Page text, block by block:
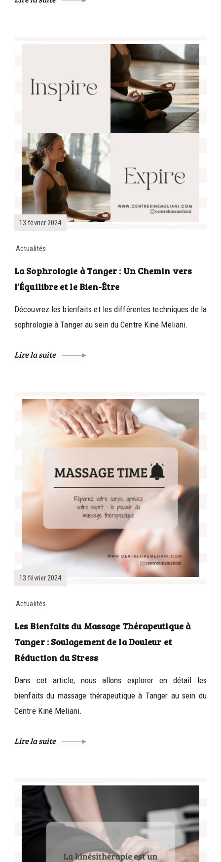
13 février 2024
Actualités
La Sophrologie à Tanger : Un Chemin vers
l’Équilibre et le Bien-Être
Découvrez les bienfaits et les différentes techniques de la
sophrologie à Tanger au sein du Centre Kiné Meliani.
Lire la suite
13 février 2024
Actualités
Les Bienfaits du Massage Thérapeutique à
Tanger : Soulagement de la Douleur et
Réduction du Stress
Dans cet article, nous allons explorer en détail les
bienfaits du massage thérapeutique à Tanger au sein du
Centre Kiné Meliani.
Lire la suite